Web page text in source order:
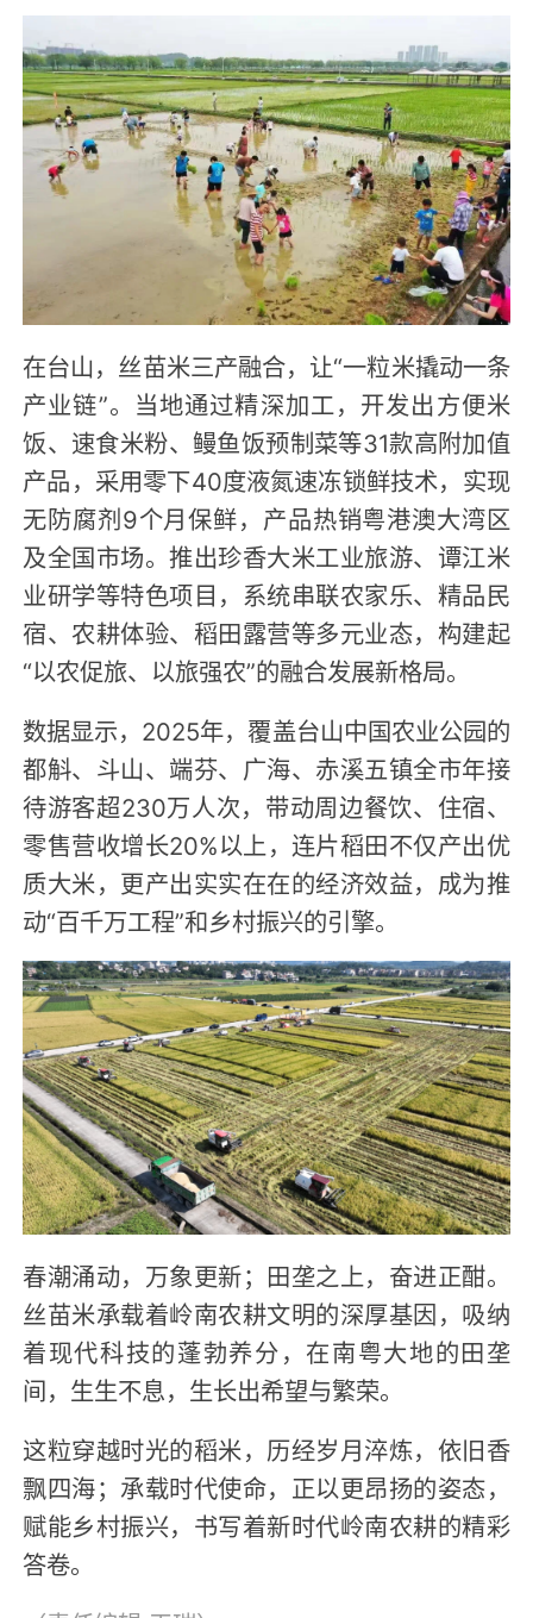
在台山，丝苗米三产融合，让“一粒米撬动一条
产业链”。当地通过精深加工，开发出方便米
饭、速食米粉、鳗鱼饭预制菜等31款高附加值
产品，采用零下40度液氮速冻锁鲜技术，实现
无防腐剂9个月保鲜，产品热销粤港澳大湾区
及全国市场。推出珍香大米工业旅游、谭江米
业研学等特色项目，系统串联农家乐、精品民
宿、农耕体验、稻田露营等多元业态，构建起
“以农促旅、以旅强农”的融合发展新格局。
数据显示，2025年，覆盖台山中国农业公园的
都斛、斗山、端芬、广海、赤溪五镇全市年接
待游客超230万人次，带动周边餐饮、住宿、
零售营收增长20%以上，连片稻田不仅产出优
质大米，更产出实实在在的经济效益，成为推
动“百千万工程”和乡村振兴的引擎。
春潮涌动，万象更新；田垄之上，奋进正酣。
丝苗米承载着岭南农耕文明的深厚基因，吸纳
着现代科技的蓬勃养分，在南粤大地的田垄
间，生生不息，生长出希望与繁荣。
这粒穿越时光的稻米，历经岁月淬炼，依旧香
飘四海；承载时代使命，正以更昂扬的姿态，
赋能乡村振兴，书写着新时代岭南农耕的精彩
答卷。